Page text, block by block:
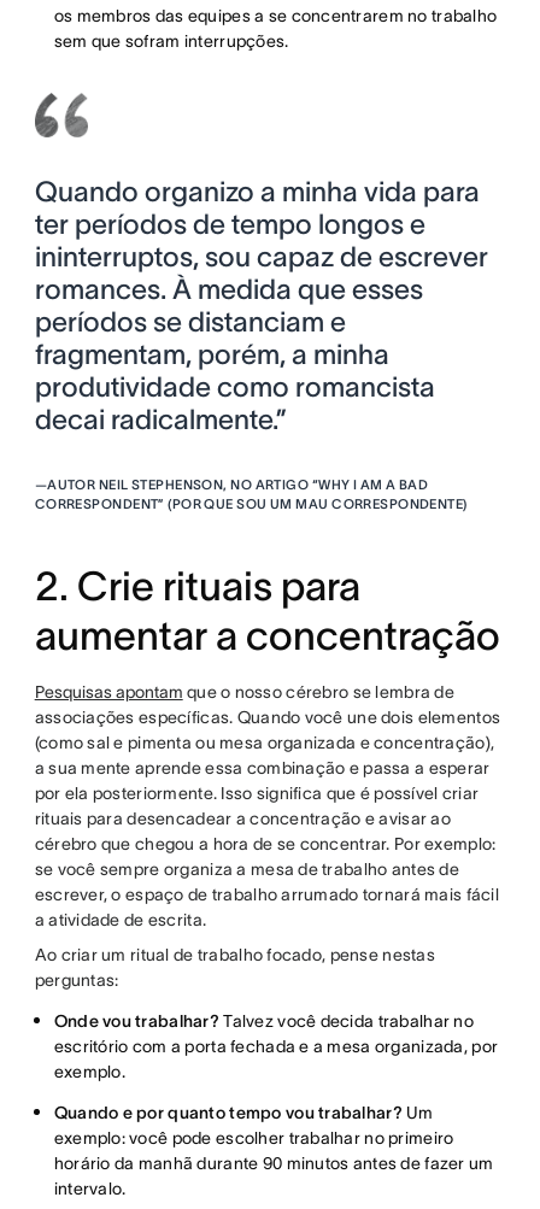
os membros das equipes a se concentrarem no trabalho
sem que sofram interrupções.
Quando organizo a minha vida para
ter períodos de tempo longos e
ininterruptos, sou capaz de escrever
romances. À medida que esses
períodos se distanciam e
fragmentam, porém, a minha
produtividade como romancista
decai radicalmente.”
—AUTOR NEIL STEPHENSON, NO ARTIGO “WHY I AM A BAD
CORRESPONDENT” (POR QUE SOU UM MAU CORRESPONDENTE)
2. Crie rituais para
aumentar a concentração
Pesquisas apontam que o nosso cérebro se lembra de
associações específicas. Quando você une dois elementos
(como sal e pimenta ou mesa organizada e concentração),
a sua mente aprende essa combinação e passa a esperar
por ela posteriormente. Isso significa que é possível criar
rituais para desencadear a concentração e avisar ao
cérebro que chegou a hora de se concentrar. Por exemplo:
se você sempre organiza a mesa de trabalho antes de
escrever, o espaço de trabalho arrumado tornará mais fácil
a atividade de escrita.
Ao criar um ritual de trabalho focado, pense nestas
perguntas:
Onde vou trabalhar? Talvez você decida trabalhar no
escritório com a porta fechada e a mesa organizada, por
exemplo.
Quando e por quanto tempo vou trabalhar? Um
exemplo: você pode escolher trabalhar no primeiro
horário da manhã durante 90 minutos antes de fazer um
intervalo.